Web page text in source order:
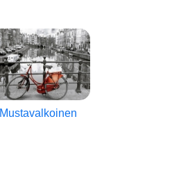
Mustavalkoinen